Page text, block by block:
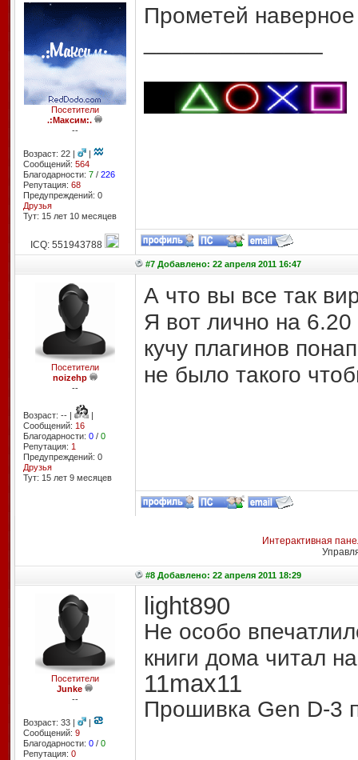
Посетители
.:Максим:.
--
Возраст: 22 |
|
Сообщений: 564
Благодарности: 7/ 226
Репутация: 68
Предупреждений: 0
Друзья
Тут: 15 лет 10 месяцев
Прометей наверное
ICQ: 551943788
#7 Добавлено: 22 апреля 2011 16:47
Посетители
noizehp
--
Возраст: -- |
|
Сообщений: 16
Благодарности: 0/ 0
Репутация: 1
Предупреждений: 0
Друзья
Тут: 15 лет 9 месяцев
А что вы все так
Я вот лично на 6.20
кучу плагинов
не было такого
Интерактивная
#8 Добавлено: 22 апреля 2011 18:29
Посетители
Junke
--
Возраст: 33 |
|
Сообщений: 9
Благодарности: 0/ 0
Репутация: 0
light890
Не особо
книги дома читал
11max11
Прошивка Gen D-3